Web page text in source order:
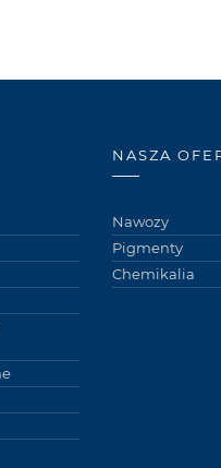
NASZA
Nawozy
Pigmenty
Chemikalia